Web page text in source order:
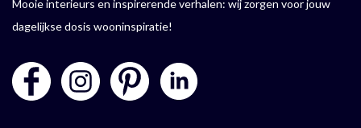
Mooie interieurs en inspirerende verhalen: wij zorgen voor jouw
dagelijkse dosis wooninspiratie!